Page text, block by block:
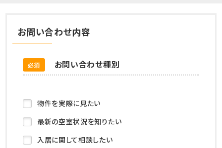
お問い合わせ内容
お問い合わせ種別
必須
物件を実際に見たい
最新の空室状況を知りたい
入居に関して相談したい